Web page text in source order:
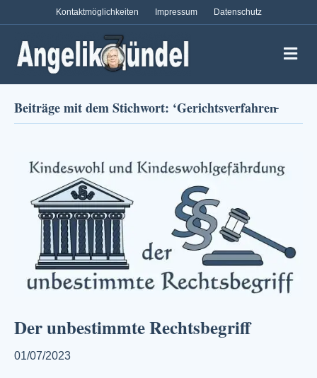
Kontaktmöglichkeiten Impressum Datenschutz
Beiträge mit dem Stichwort: ‘Gerichtsverfahren̵
Der unbestimmte Rechtsbegriff
01/07/2023